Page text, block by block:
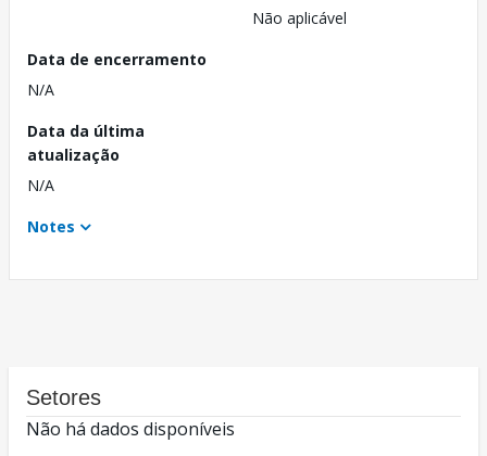
Não aplicável
Data de encerramento
N/A
Data da última
atualização
N/A
Notes
Setores
Não há dados disponíveis